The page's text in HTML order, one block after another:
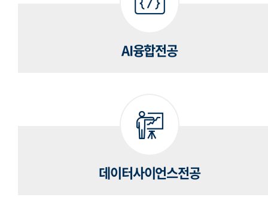
AI융합전공
데이터사이언스전공